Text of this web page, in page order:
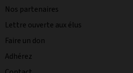
Nos partenaires
Lettre ouverte aux élus
Faire un don
Adhérez